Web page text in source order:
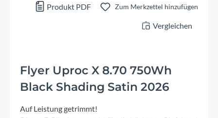
Produkt PDF Zum Merkzettel hinzufügen
Vergleichen
Flyer Uproc X 8.70 750Wh
Black Shading Satin 2026
Auf Leistung getrimmt!